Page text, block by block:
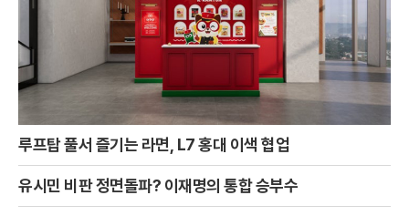
루프탑 풀서 즐기는 라면, L7 홍대 이색 협업
유시민 비판 정면돌파? 이재명의 통합 승부수